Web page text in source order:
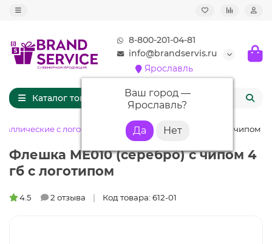
8-800-201-04-81
info@brandservis.ru
Ярославль
Ваш город —
Ярославль?
Каталог товаров
с логотипом Флешка ME010 (серебро) с чипом 4
Флешка ME010 (серебро) с чипом 4
гб с логотипом
4.5 2 отзыва Код товара: 612-01